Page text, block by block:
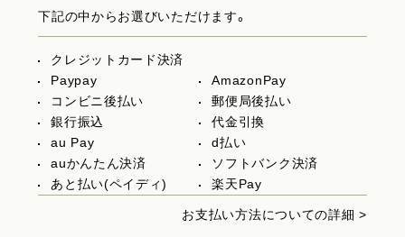
下記の中からお選びいただけます。
クレジットカード決済
Paypay
AmazonPay
コンビニ後払い
郵便局後払い
銀行振込
代金引換
au Pay
d払い
auかんたん決済
ソフトバンク決済
あと払い(ペイディ)
楽天Pay
お支払い方法についての詳細 >